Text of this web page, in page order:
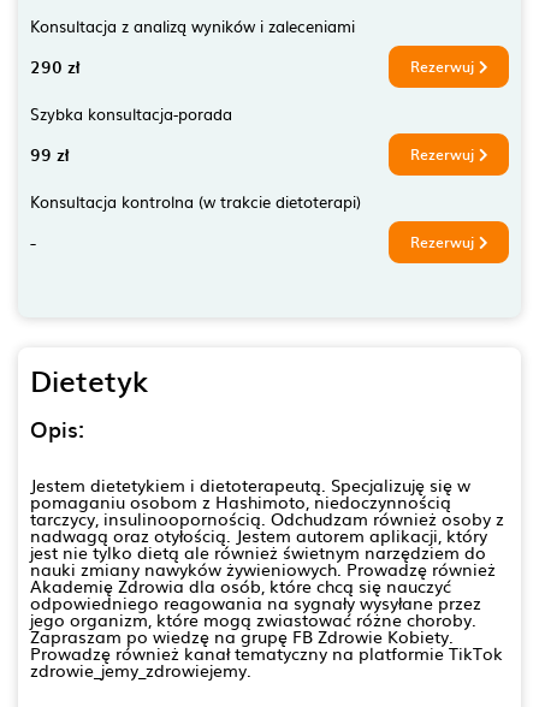
Konsultacja z analizą wyników i zaleceniami
290 zł Rezerwuj
Szybka konsultacja-porada
99 zł Rezerwuj
Konsultacja kontrolna (w trakcie dietoterapi)
- Rezerwuj
Dietetyk
Opis:
Jestem dietetykiem i dietoterapeutą. Specjalizuję się w
pomaganiu osobom z Hashimoto, niedoczynnością
tarczycy, insulinoopornością. Odchudzam również osoby z
nadwagą oraz otyłością. Jestem autorem aplikacji, który
jest nie tylko dietą ale również świetnym narzędziem do
nauki zmiany nawyków żywieniowych. Prowadzę również
Akademię Zdrowia dla osób, które chcą się nauczyć
odpowiedniego reagowania na sygnały wysyłane przez
jego organizm, które mogą zwiastować różne choroby.
Zapraszam po wiedzę na grupę FB Zdrowie Kobiety.
Prowadzę również kanał tematyczny na platformie TikTok
zdrowie_jemy_zdrowiejemy.